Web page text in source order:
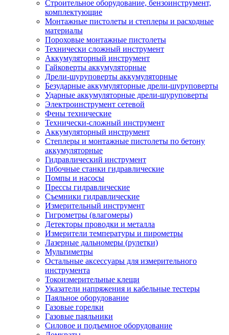
Строительное оборудование, бензоинструмент,
комплектующие
Монтажные пистолеты и степлеры и расходные
материалы
Пороховые монтажные пистолеты
Технически сложный инструмент
Аккумуляторный инструмент
Гайковерты аккумуляторные
Дрели-шуруповерты аккумуляторные
Безударные аккумуляторные дрели-шуруповерты
Ударные аккумуляторные дрели-шуруповерты
Электроинструмент сетевой
Фены технические
Технически-сложный инструмент
Аккумуляторный инструмент
Степлеры и монтажные пистолеты по бетону
аккумуляторные
Гидравлический инструмент
Гибочные станки гидравлические
Помпы и насосы
Прессы гидравлические
Съемники гидравлические
Измерительный инструмент
Гигрометры (влагомеры)
Детекторы проводки и металла
Измерители температуры и пирометры
Лазерные дальномеры (рулетки)
Мультиметры
Остальные аксессуары для измерительного
инструмента
Токоизмерительные клещи
Указатели напряжения и кабельные тестеры
Паяльное оборудование
Газовые горелки
Газовые паяльники
Силовое и подъемное оборудование